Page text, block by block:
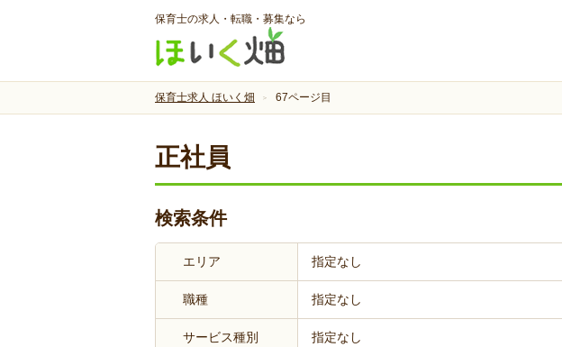
保育士の求人・転職・募集なら
保育士求人 ほいく畑 67ページ目
正社員
検索条件
エリア 指定なし
職種 指定なし
サービス種別 指定なし